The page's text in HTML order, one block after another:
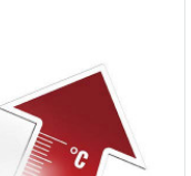
& L, měnící vzhled,
Jste s Kirou, k..